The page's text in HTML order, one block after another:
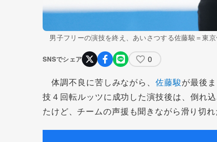
男子フリーの演技を終え、あいさつする佐藤駿＝東
SNSでシェア 0
体調不良に苦しみながら、佐藤駿が最後
技４回転ルッツに成功した演技後は、倒れ
たけど、チームの声援も聞きながら滑り切